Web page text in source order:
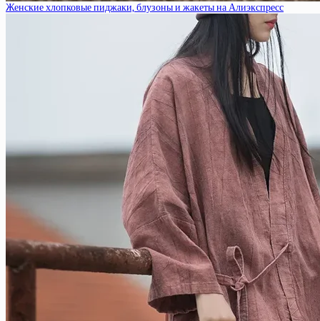
Женские хлопковые пиджаки, блузоны и жакеты на Алиэкспресс